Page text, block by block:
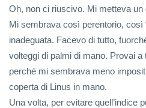
Oh, non ci riuscivo. Mi metteva
Mi sembrava così perentorio, così
inadeguata. Facevo di tutto,
volteggi di palmi di mano. Provai a
perché mi sembrava meno
coperta di Linus in mano.
Una volta, per evitare quell’indice